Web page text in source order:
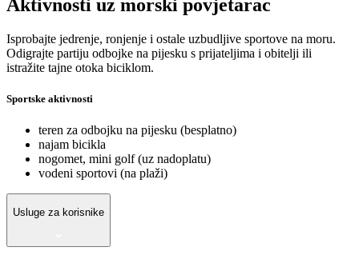
Aktivnosti uz morski povjetarac
Isprobajte jedrenje, ronjenje i ostale uzbudljive sportove na moru.
Odigrajte partiju odbojke na pijesku s prijateljima i obitelji ili
istražite tajne otoka biciklom.
Sportske aktivnosti
teren za odbojku na pijesku (besplatno)
najam bicikla
nogomet, mini golf (uz nadoplatu)
vodeni sportovi (na plaži)
Usluge za korisnike